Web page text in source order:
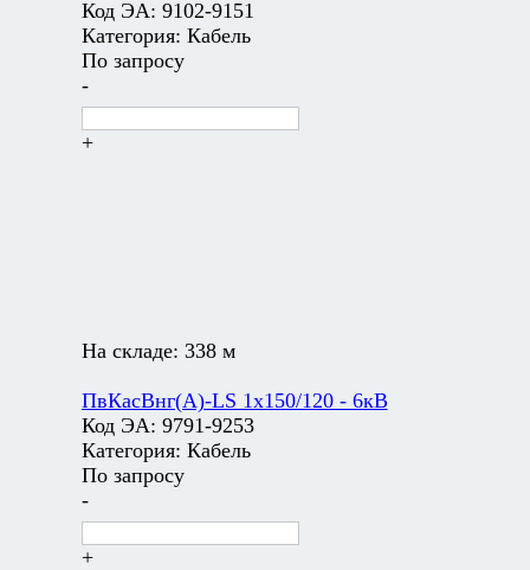
Код ЭА: 9102-9151
Категория: Кабель
По запросу
-
+
На складе: 338 м
ПвКасВнг(А)-LS 1х150/120 - 6кВ
Код ЭА: 9791-9253
Категория: Кабель
По запросу
-
+